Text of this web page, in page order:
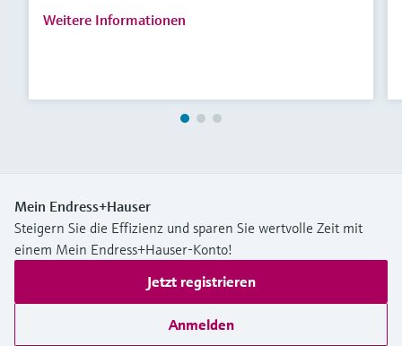
Weitere Informationen
Mein Endress+Hauser
Steigern Sie die Effizienz und sparen Sie wertvolle Zeit mit
einem Mein Endress+Hauser-Konto!
Jetzt registrieren
Anmelden